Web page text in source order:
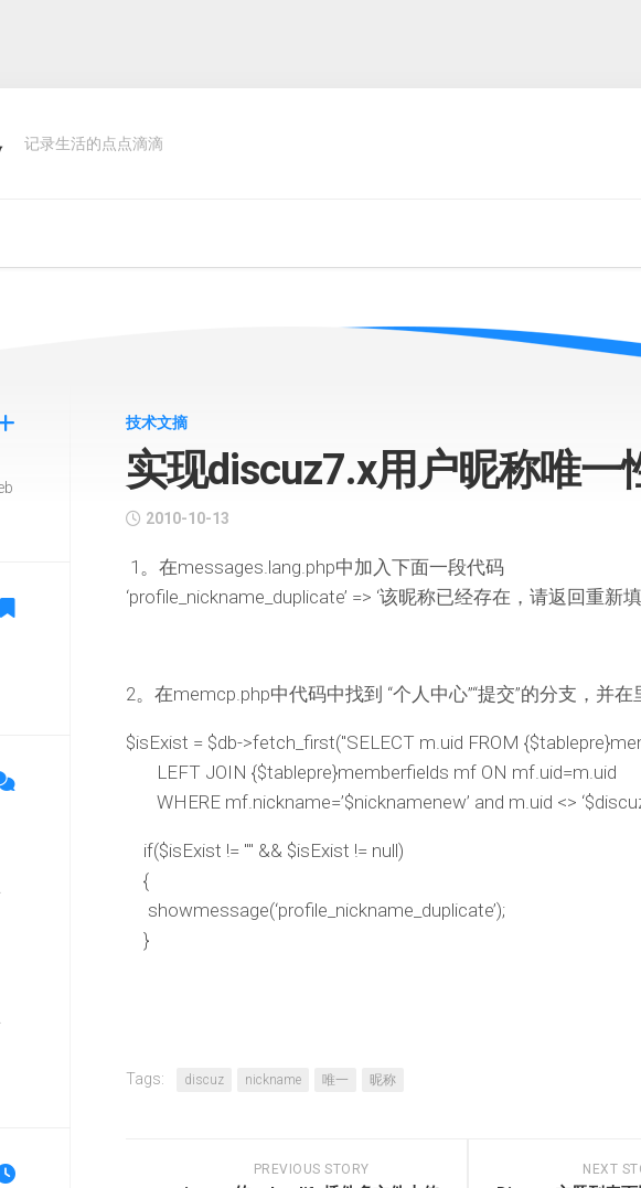
记录生活的点点滴滴
技术文摘
实现discuz7.x用户昵称唯一
2010-10-13
1。在messages.lang.php中加入下面一段代码
‘profile_nickname_duplicate’ => ‘该昵称已经存在，请返回重新填
2。在memcp.php中代码中找到 “个人中心”“提交”的分支，并在
$isExist = $db->fetch_first("SELECT m.uid FROM
LEFT JOIN {$tablepre}memberfields mf ON mf.uid=m.uid
WHERE mf.nickname=’$nicknamenew’ and m.uid <>
if($isExist != "" && $isExist != null)
{
showmessage(‘profile_nickname_duplicate’);
}
Tags: discuz nickname 唯一 昵称
NEXT
PREVIOUS STORY